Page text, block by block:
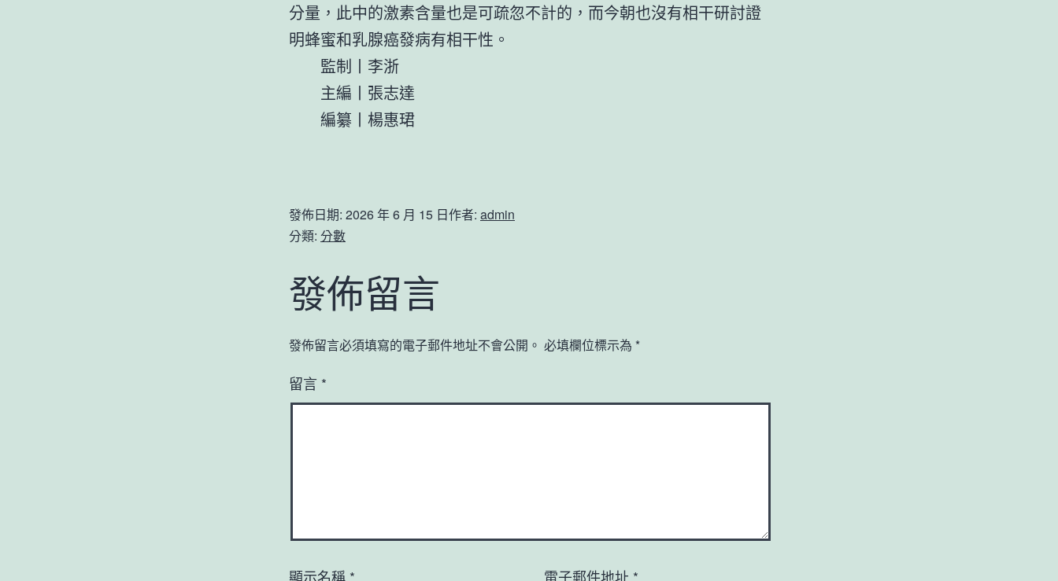
分量，此中的激素含量也是可疏忽不計的，而今朝也沒有相干研討證
明蜂蜜和乳腺癌發病有相干性。
監制丨李浙
主編丨張志達
編纂丨楊惠珺
發佈日期: 2026 年 6 月 15 日作者: admin
分類: 分數
發佈留言
發佈留言必須填寫的電子郵件地址不會公開。 必填欄位標示為 *
留言 *
顯示名稱 * 電子郵件地址 *